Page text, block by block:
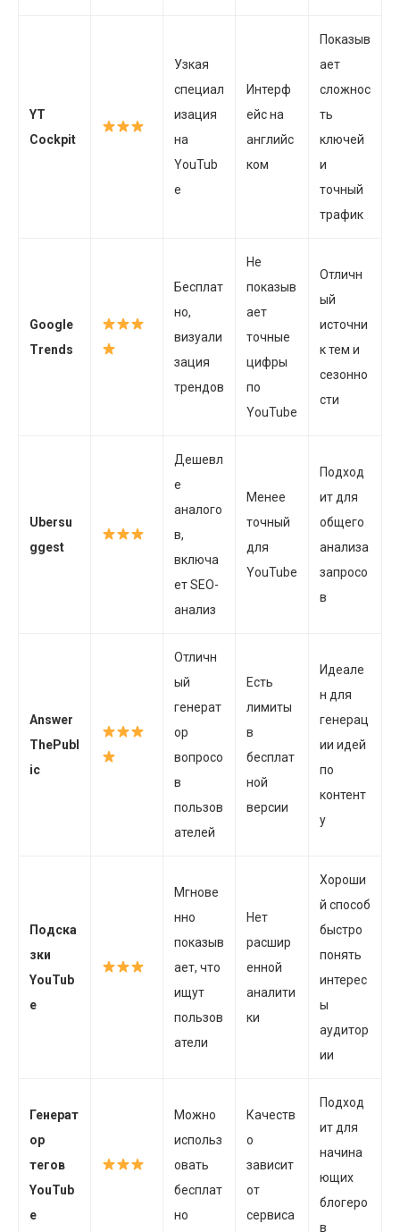
YT
Cockpit
Узкая
специал
изация
на
YouTub
e
Интерф
ейс на
английс
ком
Показыв
ает
сложнос
ть
ключей
и
точный
трафик
Google
Trends
Бесплат
но,
визуали
зация
трендов
Не
показыв
ает
точные
цифры
по
YouTube
Отличн
ый
источни
к тем и
сезонно
сти
Ubersu
ggest
Дешевл
е
аналого
в,
включа
ет SEO-
анализ
Менее
точный
для
YouTube
Подход
ит для
общего
анализа
запросо
в
Answer
ThePubl
ic
Отличн
ый
генерат
ор
вопросо
в
пользов
ателей
Есть
лимиты
в
бесплат
ной
версии
Идеале
н для
генерац
ии идей
по
контент
у
Подска
зки
YouTub
e
Мгнове
нно
показыв
ает, что
ищут
пользов
атели
Нет
расшир
енной
аналити
ки
Хороши
й способ
быстро
понять
интерес
ы
аудитор
ии
Генерат
ор
тегов
YouTub
e
Можно
использ
овать
бесплат
но
Качеств
о
зависит
от
сервиса
Подход
ит для
начина
ющих
блогеро
в